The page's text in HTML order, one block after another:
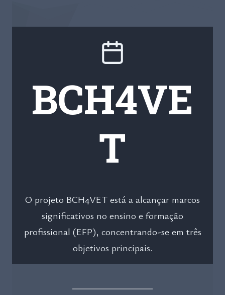
BCH4VE
T
O projeto BCH4VET está a alcançar marcos
significativos no ensino e formação
profissional (EFP), concentrando-se em três
objetivos principais.